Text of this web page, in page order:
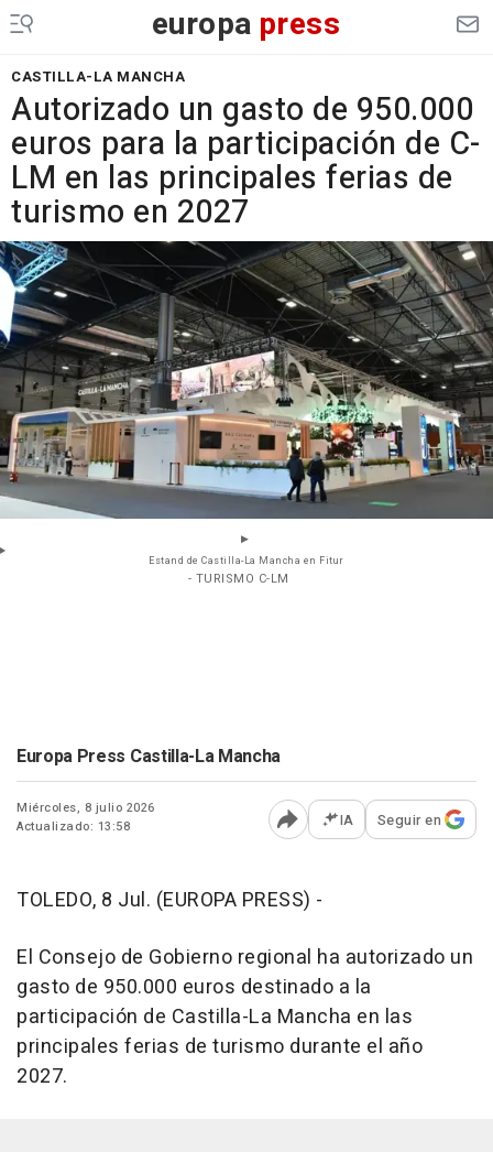
europa press
CASTILLA-LA MANCHA
Autorizado un gasto de 950.000
euros para la participación de C-
LM en las principales ferias de
turismo en 2027
Estand de Castilla-La Mancha en Fitur
- TURISMO C-LM
Europa Press Castilla-La Mancha
Miércoles, 8 julio 2026
Actualizado: 13:58
Abrir opciones para
IA Seguir en
TOLEDO, 8 Jul. (EUROPA PRESS) -
El Consejo de Gobierno regional ha autorizado un
gasto de 950.000 euros destinado a la
participación de Castilla-La Mancha en las
principales ferias de turismo durante el año
2027.